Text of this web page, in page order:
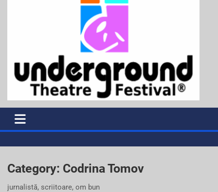
Category: Codrina Tomov
jurnalistă, scriitoare, om bun